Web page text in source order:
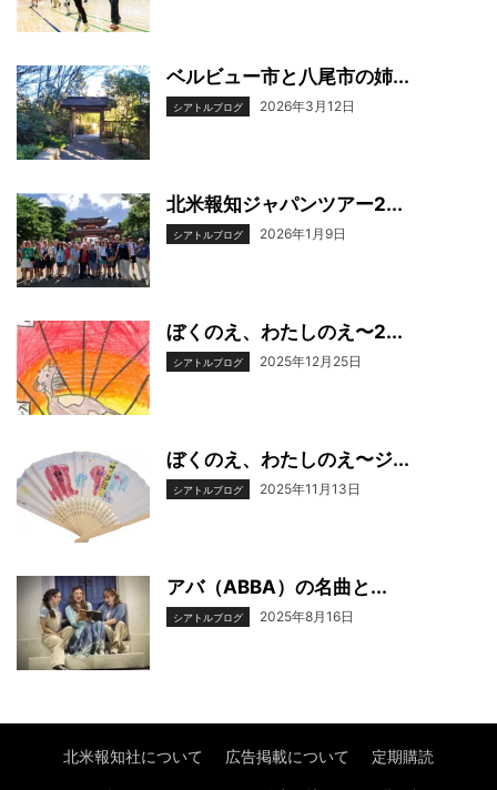
ベルビュー市と八尾市の姉...
シアトルブログ 2026年3月12日
北米報知ジャパンツアー2...
シアトルブログ 2026年1月9日
ぼくのえ、わたしのえ〜2...
シアトルブログ 2025年12月25日
ぼくのえ、わたしのえ〜ジ...
シアトルブログ 2025年11月13日
アバ（ABBA）の名曲と...
シアトルブログ 2025年8月16日
北米報知社について 広告掲載について 定期購読